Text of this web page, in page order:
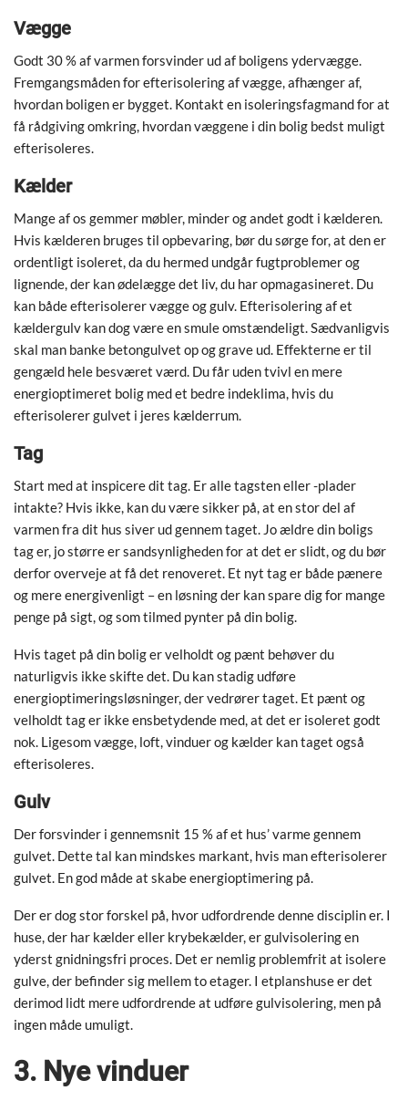
Vægge
Godt 30 % af varmen forsvinder ud af boligens ydervægge.
Fremgangsmåden for efterisolering af vægge, afhænger af,
hvordan boligen er bygget. Kontakt en isoleringsfagmand for at
få rådgiving omkring, hvordan væggene i din bolig bedst muligt
efterisoleres.
Kælder
Mange af os gemmer møbler, minder og andet godt i kælderen.
Hvis kælderen bruges til opbevaring, bør du sørge for, at den er
ordentligt isoleret, da du hermed undgår fugtproblemer og
lignende, der kan ødelægge det liv, du har opmagasineret. Du
kan både efterisolerer vægge og gulv. Efterisolering af et
kældergulv kan dog være en smule omstændeligt. Sædvanligvis
skal man banke betongulvet op og grave ud. Effekterne er til
gengæld hele besværet værd. Du får uden tvivl en mere
energioptimeret bolig med et bedre indeklima, hvis du
efterisolerer gulvet i jeres kælderrum.
Tag
Start med at inspicere dit tag. Er alle tagsten eller -plader
intakte? Hvis ikke, kan du være sikker på, at en stor del af
varmen fra dit hus siver ud gennem taget. Jo ældre din boligs
tag er, jo større er sandsynligheden for at det er slidt, og du bør
derfor overveje at få det renoveret. Et nyt tag er både pænere
og mere energivenligt – en løsning der kan spare dig for mange
penge på sigt, og som tilmed pynter på din bolig.
Hvis taget på din bolig er velholdt og pænt behøver du
naturligvis ikke skifte det. Du kan stadig udføre
energioptimeringsløsninger, der vedrører taget. Et pænt og
velholdt tag er ikke ensbetydende med, at det er isoleret godt
nok. Ligesom vægge, loft, vinduer og kælder kan taget også
efterisoleres.
Gulv
Der forsvinder i gennemsnit 15 % af et hus’ varme gennem
gulvet. Dette tal kan mindskes markant, hvis man efterisolerer
gulvet. En god måde at skabe energioptimering på.
Der er dog stor forskel på, hvor udfordrende denne disciplin er. I
huse, der har kælder eller krybekælder, er gulvisolering en
yderst gnidningsfri proces. Det er nemlig problemfrit at isolere
gulve, der befinder sig mellem to etager. I etplanshuse er det
derimod lidt mere udfordrende at udføre gulvisolering, men på
ingen måde umuligt.
3. Nye vinduer